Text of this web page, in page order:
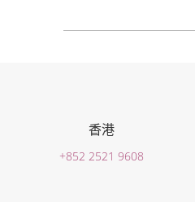
香港
+852 2521 9608